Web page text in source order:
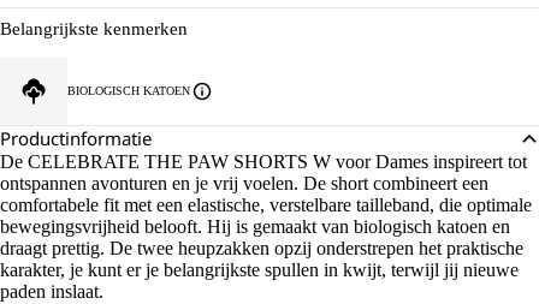
Belangrijkste kenmerken
BIOLOGISCH KATOEN
Productinformatie
De CELEBRATE THE PAW SHORTS W voor Dames inspireert tot
ontspannen avonturen en je vrij voelen. De short combineert een
comfortabele fit met een elastische, verstelbare tailleband, die optimale
bewegingsvrijheid belooft. Hij is gemaakt van biologisch katoen en
draagt prettig. De twee heupzakken opzij onderstrepen het praktische
karakter, je kunt er je belangrijkste spullen in kwijt, terwijl jij nieuwe
paden inslaat.